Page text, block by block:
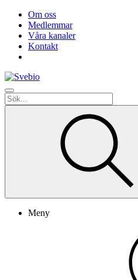
Om oss
Medlemmar
Våra kanaler
Kontakt
Meny